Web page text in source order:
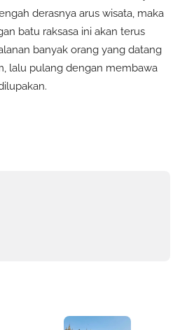
derasnya arus wisata, maka
batu raksasa ini akan terus
banyak orang yang datang
lalu pulang dengan membawa